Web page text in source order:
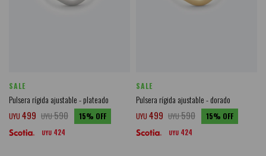
SALE
Pulsera rígida ajustable - plateado
UYU 499 UYU590 15
UYU 424
SALE
Pulsera rígida ajustable - dorado
UYU 499 UYU590 15
UYU 424